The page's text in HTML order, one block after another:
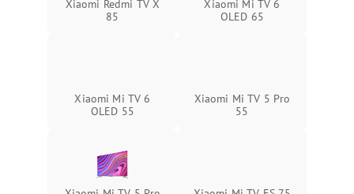
Xiaomi Redmi TV X
85
Xiaomi Mi TV 6
OLED 65
Xiaomi Mi TV 6
OLED 55
Xiaomi Mi TV 5 Pro
55